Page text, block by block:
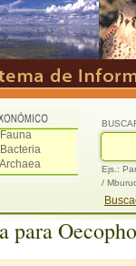
Ejs.:
/
para